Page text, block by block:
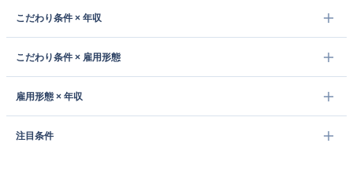
こだわり条件 × 年収
こだわり条件 × 雇用形態
雇用形態 × 年収
注目条件